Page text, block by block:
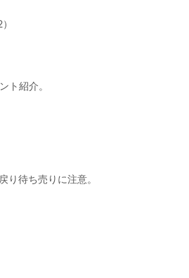
ト紹介。
り待ち売りに注意。